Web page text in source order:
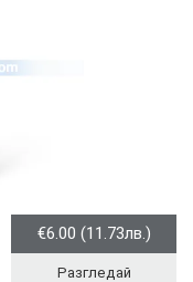
€6.00 (11.73лв.)
Разгледай